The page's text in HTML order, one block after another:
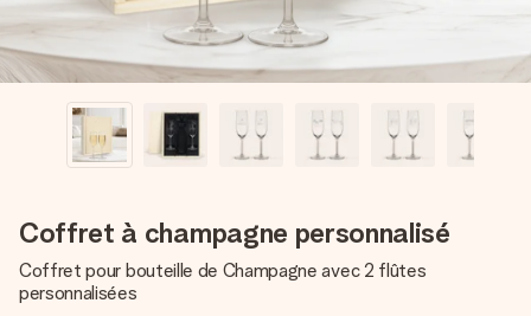
Coffret à champagne personnalisé
Coffret pour bouteille de Champagne avec 2 flûtes
personnalisées